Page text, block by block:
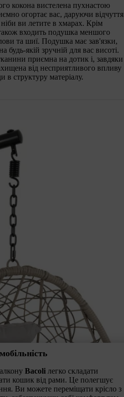
кокона вистелена пухнастою
огортає вас, даруючи відчуття
ви летите в хмарах. Крім
входить подушка меншого
та шиї. Подушка має зав'язки,
будь-якій зручній для вас висоті.
приємна на дотик і, завдяки
від несприятливого впливу
в структуру матеріалу.
Bacoli легко складати
кошик від рами. Це полегшує
Ви можете переміщати крісло з